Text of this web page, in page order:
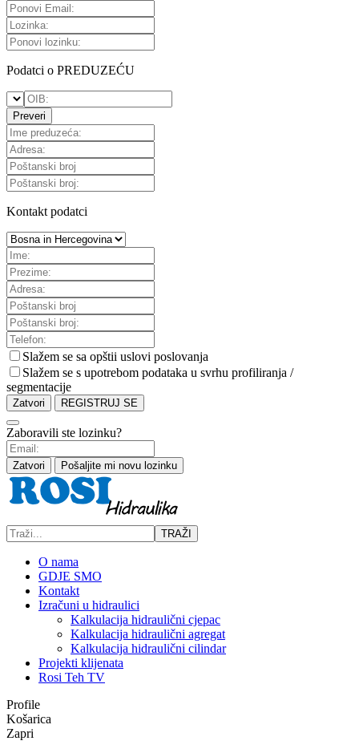
Podatci o PREDUZEĆU
Preveri
Kontakt podatci
Slažem se sa opštii uslovi poslovanja
Slažem se s upotrebom podataka u svrhu profiliranja /
segmentacije
Zatvori REGISTRUJ SE
Zaboravili ste lozinku?
Zatvori Pošaljite mi novu lozinku
TRAŽI
O nama
GDJE SMO
Kontakt
Izračuni u hidraulici
Kalkulacija hidraulični cjepac
Kalkulacija hidraulični agregat
Kalkulacija hidraulični cilindar
Projekti klijenata
Rosi Teh TV
Profile
Košarica
Zapri